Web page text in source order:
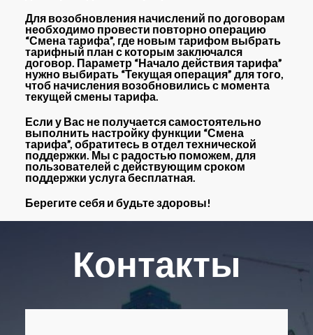
Для возобновления начислений по договорам
необходимо провести повторно операцию
“Смена тарифа”, где новым тарифом выбрать
тарифный план с которым заключался
договор. Параметр “Начало действия тарифа”
нужно выбирать “Текущая операция” для того,
чтоб начисления возобновились с момента
текущей смены тарифа.
Если у Вас не получается самостоятельно
выполнить настройку функции “Смена
тарифа”, обратитесь вотдел технической
поддержки . Мы с радостью поможем, для
пользователей с действующим сроком
поддержки услуга бесплатная.
Берегите себя и будьте здоровы!
Контакты